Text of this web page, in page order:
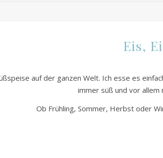
Eis,
auf der ganzen Welt. Ich esse es
immer süß und vor allem
Ob Frühling, Sommer, Herbst oder